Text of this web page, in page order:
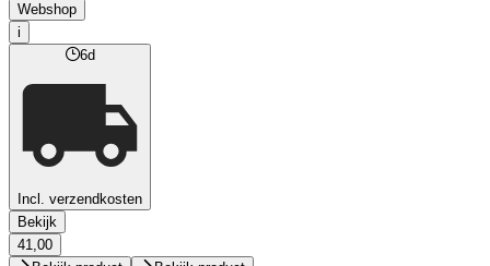
Webshop
i
6d
Incl. verzendkosten
Bekijk
41,00